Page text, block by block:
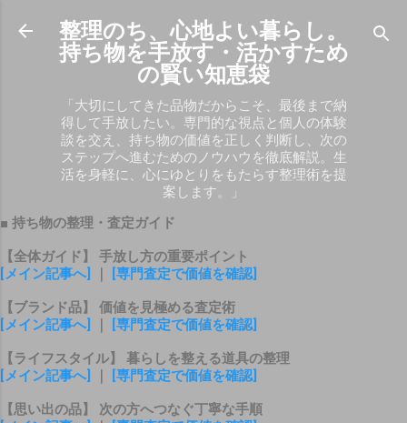
スキップしてメイン コンテンツに移動
整理のち、心地よい暮らし。
持ち物を手放す・活かすため
の賢い知恵袋
「大切にしてきた品物だからこそ、最後まで納
得して手放したい。専門的な視点と個人の体験
談を交え、持ち物の価値を正しく判断し、次の
ステップへ進むためのノウハウを徹底解説。生
活を身軽に、心にゆとりをもたらす整理術を提
案します。」
■ 持ち物の整理・査定ガイド
【全体ガイド】 手放し方の重要ポイント
[メイン記事へ]
[専門査定で価値を確認]
【ブランド品】 価値を見極める査定術
[メイン記事へ]
[専門査定で価値を確認]
【ライフスタイル】 暮らしを整える道具の整理
[メイン記事へ]
[専門査定で価値を確認]
【思い出の品】 次の方へつなぐ丁寧な手順